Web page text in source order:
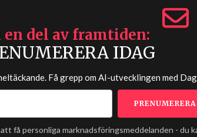
en del av framtiden
IDAG
Få grepp om AI-utvecklingen med
få personliga marknadsföringsmeddelanden - du